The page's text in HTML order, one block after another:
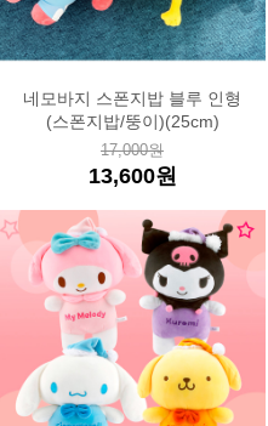
네모바지 스폰지밥 블루 인형
(스폰지밥/뚱이)(25cm)
17,000원
13,600원